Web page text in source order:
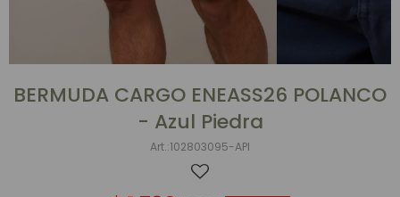
BERMUDA CARGO ENEASS26 POLANCO
- Azul Piedra
102803095-API